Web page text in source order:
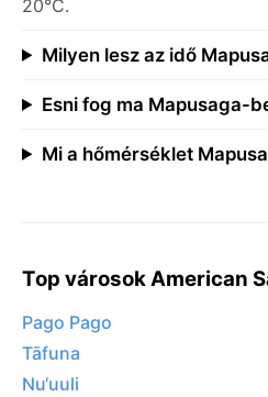
20°C.
Milyen lesz az idő
Esni fog ma Mapusaga-
Mi a hőmérséklet
Top városok American
Pago Pago
Tāfuna
Nu‘uuli